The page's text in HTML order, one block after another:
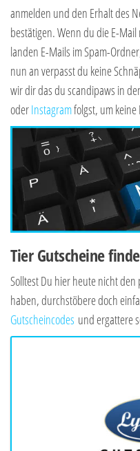
anmelden und den Erhalt des
bestätigen. Wenn du die E-
landen E-Mails im Spam-
nun an verpasst du keine
wir dir das du scandipaws in
oderInstagramfolgst, um
Tier Gutscheine
Solltest Du hier heute nicht
haben, durchstöbere doch
Gutscheincodes und ergattere